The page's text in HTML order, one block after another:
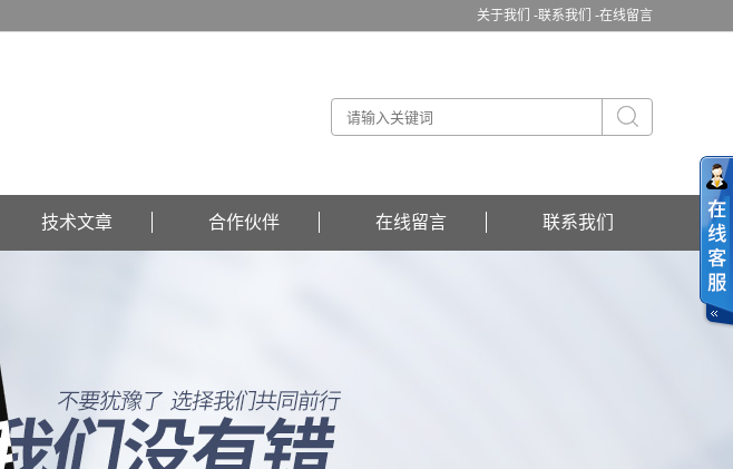
关于我们 -联系我们 -在线留言
技术文章 合作伙伴 在线留言 联系我们